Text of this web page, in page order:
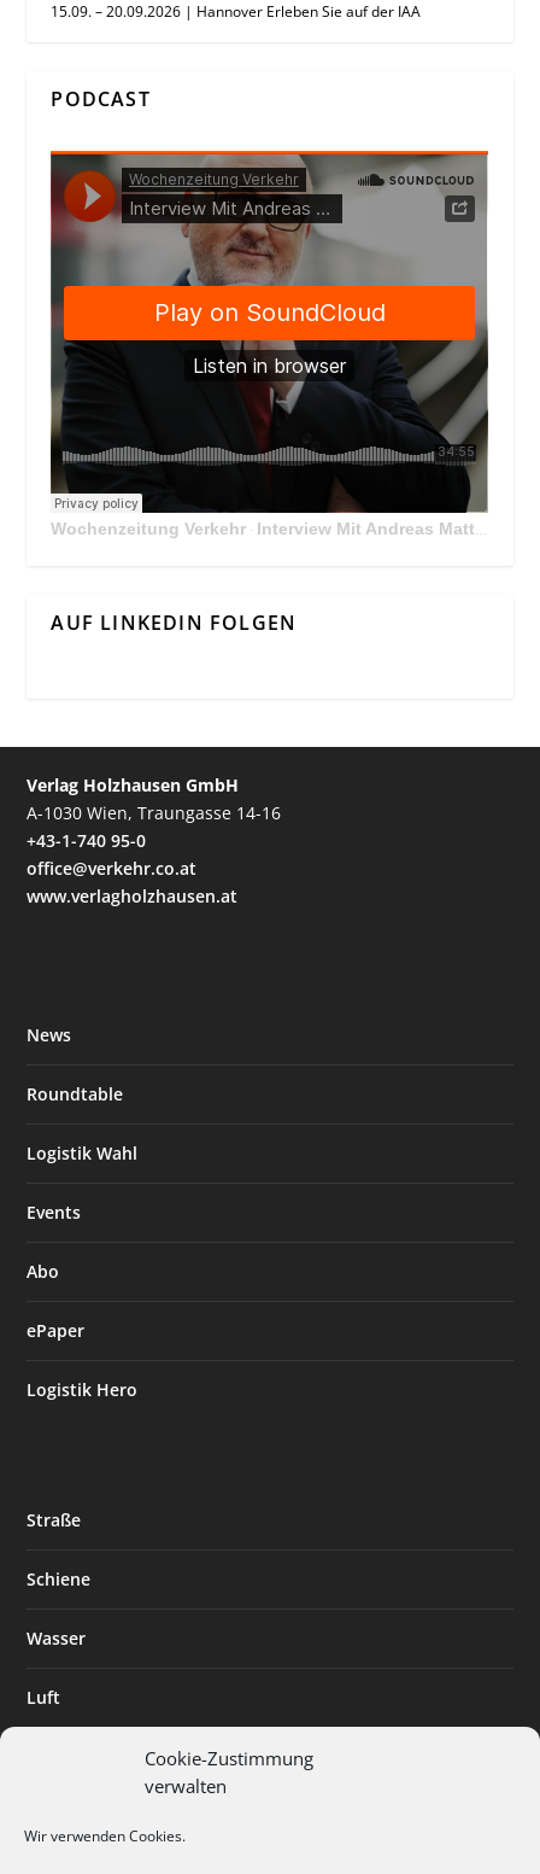
Cookie-Zustimmung
verwalten
Wir verwenden Cookies.
15.09. – 20.09.2026 | Hannover Erleben Sie auf der IAA
PODCAST
Wochenzeitung Verkehr · Interview Mit Andreas Matthä, CEO der ÖBB Holding
AUF LINKEDIN FOLGEN
Verlag Holzhausen GmbH
A-1030 Wien, Traungasse 14-16
+43-1-740 95-0
office@verkehr.co.at
www.verlagholzhausen.at
News
Roundtable
Logistik Wahl
Events
Abo
ePaper
Logistik Hero
Straße
Schiene
Wasser
Luft